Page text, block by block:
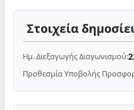
Στοιχεία
Ημ. Διεξαγωγής Διαγωνισμού:
Προθεσμία Υποβολής